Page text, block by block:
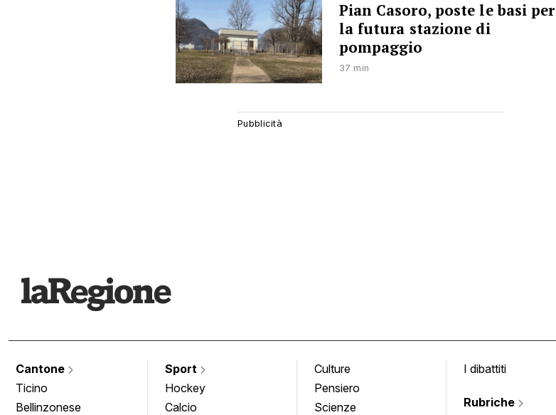
Pian Casoro, poste le basi per
la futura stazione di
pompaggio
37 min
Cantone
Ticino
Bellinzonese
Sport
Hockey
Calcio
Culture
Pensiero
Scienze
I dibattiti
Rubriche